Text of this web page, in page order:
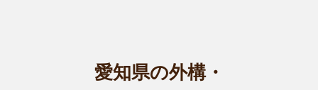
愛知県の外構・